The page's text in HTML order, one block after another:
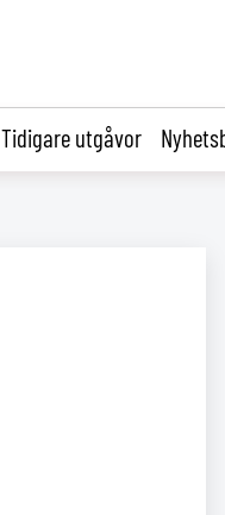
Tidigare utgåvor